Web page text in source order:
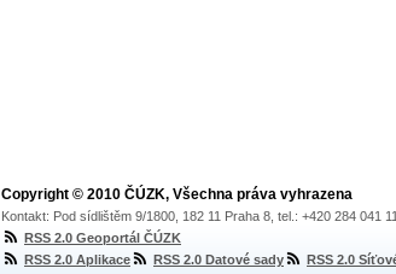
Copyright © 2010 ČÚZK, Všechna práva vyhrazena
Kontakt: Pod sídlištěm 9/1800, 182 11 Praha 8, tel.: +420 284 041
RSS 2.0 Geoportál ČÚZK
RSS 2.0 Aplikace
RSS 2.0 Datové sady RSS 2.0